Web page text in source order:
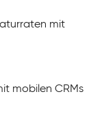
mit
mobilen CRMs